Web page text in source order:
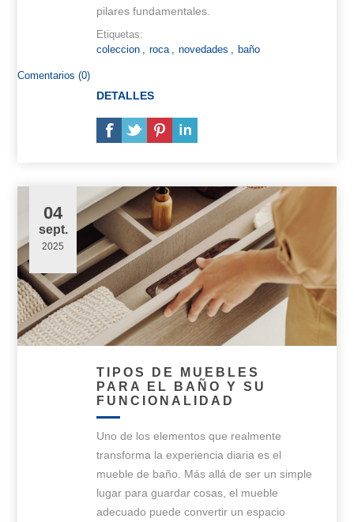
pilares fundamentales.
Etiquetas:
coleccion , roca , novedades , baño
Comentarios (0)
DETALLES
TIPOS DE MUEBLES
PARA EL BAÑO Y SU
FUNCIONALIDAD
04
sept.
2025
Uno de los elementos que realmente
transforma la experiencia diaria es el
mueble de baño. Más allá de ser un simple
lugar para guardar cosas, el mueble
adecuado puede convertir un espacio